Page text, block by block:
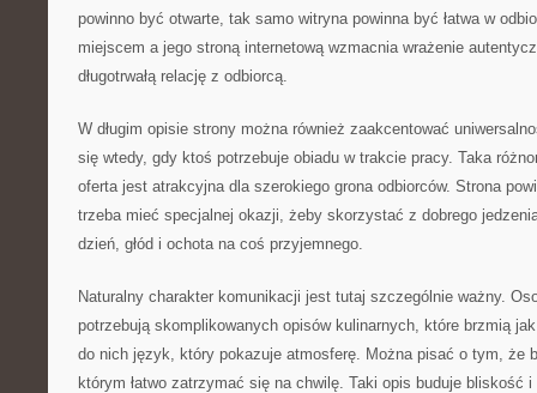
powinno być otwarte, tak samo witryna powinna być łatwa w
miejscem a jego stroną internetową wzmacnia wrażenie
długotrwałą relację z odbiorcą.
W długim opisie strony można również zaakcentować
się wtedy, gdy ktoś potrzebuje obiadu w trakcie pracy. Taka
oferta jest atrakcyjna dla szerokiego grona odbiorców. Strona
trzeba mieć specjalnej okazji, żeby skorzystać z dobrego
dzień, głód i ochota na coś przyjemnego.
Naturalny charakter komunikacji jest tutaj szczególnie ważny.
potrzebują skomplikowanych opisów kulinarnych, które brzmią
do nich język, który pokazuje atmosferę. Można pisać o tym, że
którym łatwo zatrzymać się na chwilę. Taki opis buduje bliskość